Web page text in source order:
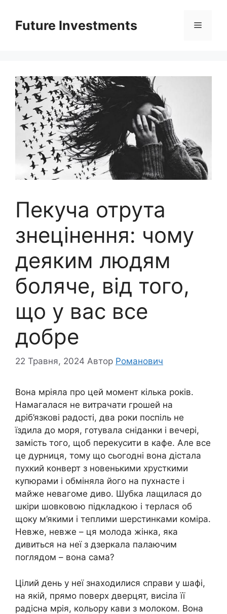
вмістуFuture Investments Меню
Пекуча отрута
знецінення: чому
деяким людям
боляче, від того,
що у вас все
добре
22 Травня, 2024 Автор Романович
Вона мріяла про цей момент кілька років.
Намагалася не витрачати грошей на
дріб’язкові радості, два роки поспіль не
їздила до моря, готувала сніданки і вечері,
замість того, щоб перекусити в кафе. Але все
це дурниця, тому що сьогодні вона дістала
пухкий конверт з новенькими хрусткими
купюрами і обміняла його на пухнасте і
майже невагоме диво. Шубка лащилася до
шкіри шовковою підкладкою і терлася об
щоку м’якими і теплими шерстинками коміра.
Невже, невже – ця молода жінка, яка
дивиться на неї з дзеркала палаючим
поглядом – вона сама?
Цілий день у неї знаходилися справи у шафі,
на якій, прямо поверх дверцят, висіла її
радісна мрія, кольору кави з молоком. Вона